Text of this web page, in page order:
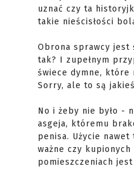
uznać czy ta
takie nieścisłości
Obrona sprawcy jest
tak? I zupełnym
świece dymne, które
Sorry, ale to są
No i żeby nie było -
asgeja, któremu
penisa. Użycie
ważne czy
pomieszczeniach